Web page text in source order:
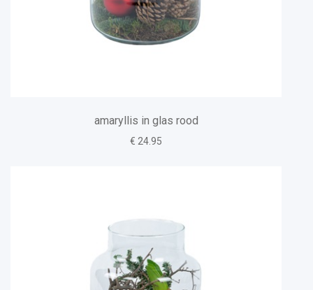
amaryllis in glas rood
€ 24.95